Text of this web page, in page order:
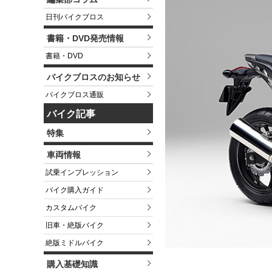
日刊バイクブロス
書籍・DVD発売情報
書籍・DVD
バイクブロスのお知らせ
バイクブロス通販
バイク記事
特集
車両情報
試乗インプレッション
バイク購入ガイド
カスタムバイク
旧車・絶版バイク
絶版ミドルバイク
購入基礎知識